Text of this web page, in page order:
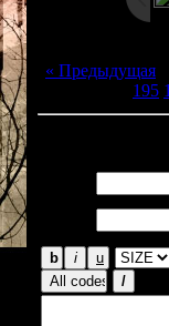
« Предыдущая
195